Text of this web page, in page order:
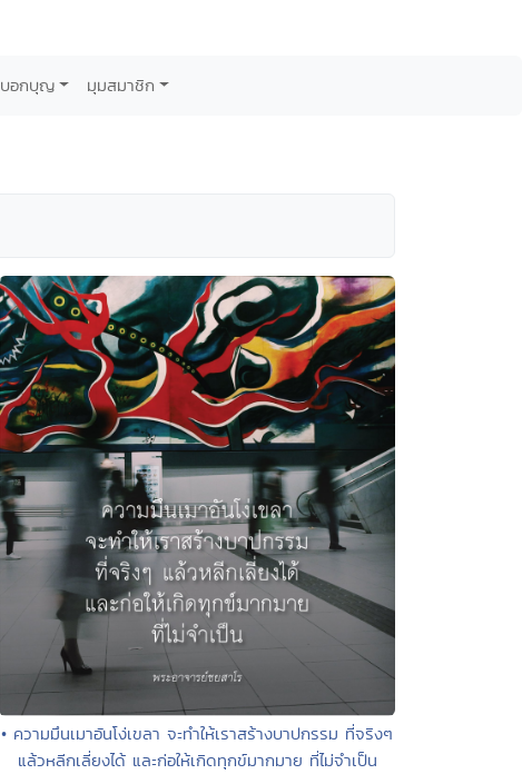
บอกบุญ มุมสมาชิก
• ความมึนเมาอันโง่เขลา จะทำให้เราสร้างบาปกรรม ที่จริงๆ
แล้วหลีกเลี่ยงได้ และก่อให้เกิดทุกข์มากมาย ที่ไม่จำเป็น